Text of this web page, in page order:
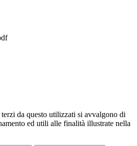
da questo utilizzati si avvalgono di
ed utili alle finalità illustrate nella